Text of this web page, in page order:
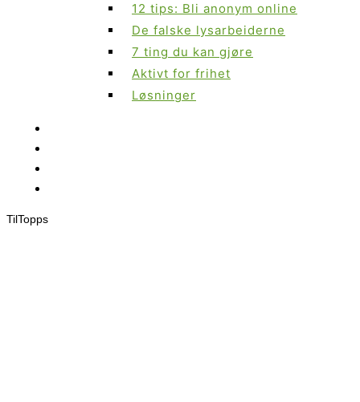
12 tips: Bli anonym online
De falske lysarbeiderne
7 ting du kan gjøre
Aktivt for frihet
Løsninger
TilTopps